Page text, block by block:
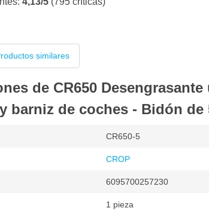
similares
de CR650 Desengrasante
barniz de coches - Bidón de
CR650-5
CROP
6095700257230
1 pieza